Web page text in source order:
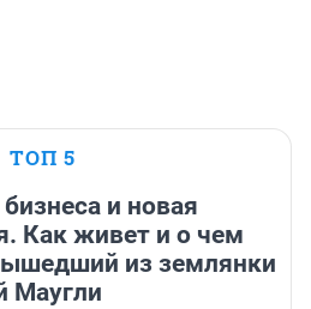
ТОП 5
и новая
Как живет и о чем
из землянки
Маугли